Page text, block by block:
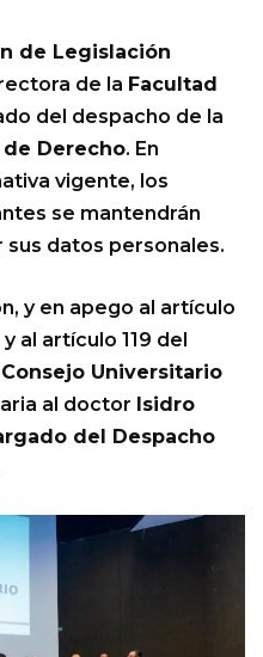
de Legislación
de la Facultad
del despacho de la
Derecho. En
vigente, los
se mantendrán
datos personales.
y en apego al artículo
y al artículo 119 del
Consejo Universitario
al doctor Isidro
del Despacho